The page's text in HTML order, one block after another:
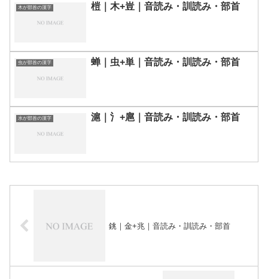
木が部首の漢字 榿｜木+豈｜音読み・訓読み・部首
虫が部首の漢字 蝉｜虫+単｜音読み・訓読み・部首
水が部首の漢字 滬｜氵+扈｜音読み・訓読み・部首
銚｜金+兆｜音読み・訓読み・部首